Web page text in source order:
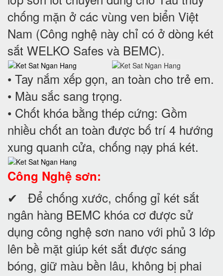
chống mặn ở các vùng ven biển Việt
Nam (Công nghệ này chỉ có ở dòng két
sắt WELKO Safes và BEMC).
• Tay nắm xếp gọn, an toàn cho trẻ em.
• Màu sắc sang trọng.
• Chốt khóa bằng thép cứng: Gồm
nhiều chốt an toàn được bố trí 4 hướng
xung quanh cửa, chống nạy phá két.
Công Nghệ sơn:
✔ Để chống xước, chống gỉ két sắt
ngân hàng BEMC khóa cơ được sử
dụng công nghệ sơn nano với phủ 3 lớp
lên bề mặt giúp két sắt được sáng
bóng, giữ màu bền lâu, không bị phai